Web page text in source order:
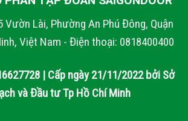
Lài, Phường An Phú Đông, Quận
Việt Nam - Điện thoại: 0818400400
| Cấp ngày 21/11/2022 bởi Sở
và Đầu tư Tp Hồ Chí Minh